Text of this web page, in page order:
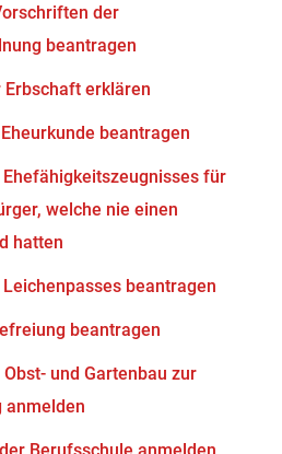
der
beantragen
erklären
beantragen
für
welche nie einen
hatten
beantragen
beantragen
und Gartenbau zur
anmelden